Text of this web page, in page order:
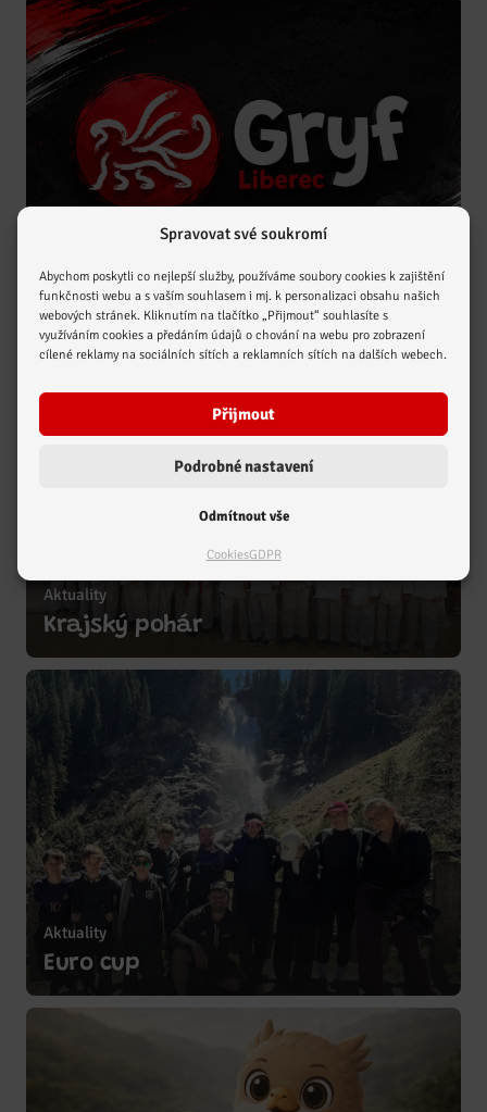
Spravovat své soukromí
Abychom poskytli co nejlepší služby, používáme soubory cookies k zajištění
funkčnosti webu a s vaším souhlasem i mj. k personalizaci obsahu našich
webových stránek. Kliknutím na tlačítko „Přijmout“ souhlasíte s
využíváním cookies a předáním údajů o chování na webu pro zobrazení
cílené reklamy na sociálních sítích a reklamních sítích na dalších webech.
Přijmout
Odmítnout vše
Podrobné nastavení
CookiesGDPR
a mládeže
Zobrazit více
Aktuality
Krajský pohár
Zobrazit více
Aktuality
Euro cup
Zobrazit více